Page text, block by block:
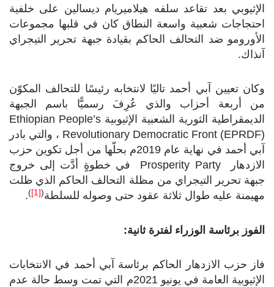
الإثيوبي بعد تقاعد سلفه هيلاميريام ديسالين على خلفية
احتجاجات شعبية واسعة النطاق كان في قلبها مجموعات
الأورومو ضد التحالف الحاكم بقيادة جبهة تحرير التيجراي
آنذاك.
وكان تعيين آبي أحمد تاليًا لانتخابه رئيسًا للتحالف المكوّن
من أربعة أحزاب والذي عُرِفَ رسميًّا باسم الجبهة
الديمقراطية الثورية الشعبية الإثيوبية Ethiopian People’s
Revolutionary Democratic Front (EPRDF) ، والتي بادر
آبي أحمد في نهاية عام 2019م بحلّها من أجل تكوين حزب
الازدهار
Prosperity Party في خطوةٍ أدَّت إلى خروج
جبهة تحرير التيجراي من مظلة التحالف الحاكم الذي ظلت
مهيمنة عليه طوال ثلاثة عقود حتى وصوله للسلطة(
[1]
)
.
الفوز برئاسة الوزراء لفترة ثانية:
فاز حزب الازدهار الحاكم برئاسة آبي أحمد في الانتخابات
الإثيوبية العامة في يونيو 2021م التي تمت وسط حالة عدم